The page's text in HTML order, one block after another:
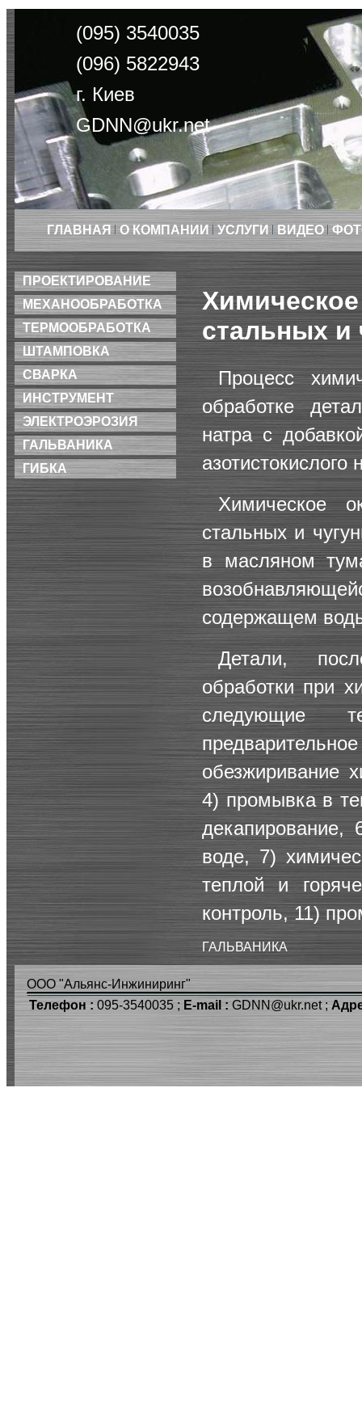
(095) 3540035
(096) 5822943
г. Киев
GDNN@ukr.net
ГЛАВНАЯ О КОМПАНИИ УСЛУГИ ВИДЕО
ПРОЕКТИРОВАНИЕ
МЕХАНООБРАБОТКА
ТЕРМООБРАБОТКА
ШТАМПОВКА
СВАРКА
ИНСТРУМЕНТ
ЭЛЕКТРОЭРОЗИЯ
ГАЛЬВАНИКА
ГИБКА
стальных и
Процесс
обработке
натра с
азотистокислого
Химическое
стальных и
в масляном
содержащем
Детали,
обработки при
следующие
обезжиривание
4) промывка в
декапирование,
воде, 7)
теплой и
контроль, 11)
ГАЛЬВАНИКА
ООО "Альянс-Инжиниринг"
Телефон : 095-3540035 ; E-mail : GDNN@ukr.net ;